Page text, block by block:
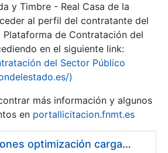
y Timbre - Real Casa de la
al perfil del contratante del
Plataforma de Contratación del
en el siguiente link:
del Sector Público
)
más información y algunos
en portallicitacion.fnmt.es
Pliego condiciones optimización cargas compras firmado